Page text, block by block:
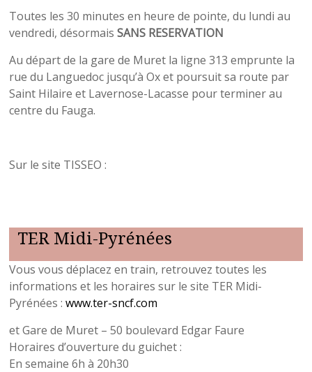
Toutes les 30 minutes en heure de pointe, du lundi au
vendredi, désormaisSANS RESERVATION
Au départ de la gare de Muret la ligne 313 emprunte la
rue du Languedoc jusqu’à Ox et poursuit sa route par
Saint Hilaire et Lavernose-Lacasse pour terminer au
centre du Fauga.
Sur le site TISSEO :
TER Midi-Pyrénées
Vous vous déplacez en train, retrouvez toutes les
informations et les horaires sur le site TER Midi-
Pyrénées :www.ter-sncf.com
et Gare de Muret – 50 boulevard Edgar Faure
Horaires d’ouverture du guichet :
En semaine 6h à 20h30